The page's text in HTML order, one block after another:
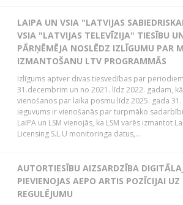
LAIPA UN VSIA "LATVIJAS
VSIA "LATVIJAS TELEVĪZIJA" TIESĪBU
PĀRŅĒMĒJA NOSLĒDZ IZLĪGUMU PAR
IZMANTOŠANU LTV PROGRAMMĀS
Izlīgums aptver divas tiesvedības par
31.decembrim un no 2021. līdz 2022. gadam,
vienošanos par laika posmu līdz 2025. gada
ieguvums ir vienošanās par turpmāko
LaIPA un LSM vienojās, ka LSM varēs izmantot
Licensing S.L.U monitoringa datus,...
AUTORTIESĪBU AIZSARDZĪBA
PIEVIENOJAS AEPO ARTIS POZĪCIJAI
REGULĒJUMU